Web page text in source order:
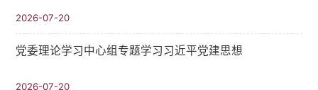
2026-07-20
党委理论学习中心组专题学习习近平党建思想
2026-07-20